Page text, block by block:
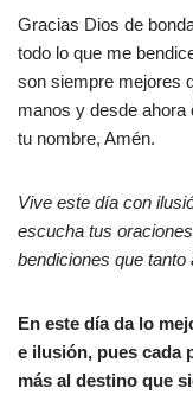
Gracias Dios de
todo lo que me
son siempre mejores
manos y desde ahora
tu nombre, Amén.
Vive este día con
escucha tus
bendiciones que tanto
En este día da lo
e ilusión, pues cada
más al destino que